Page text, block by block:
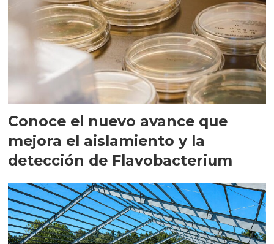
Conoce el nuevo avance que
mejora el aislamiento y la
detección de Flavobacterium